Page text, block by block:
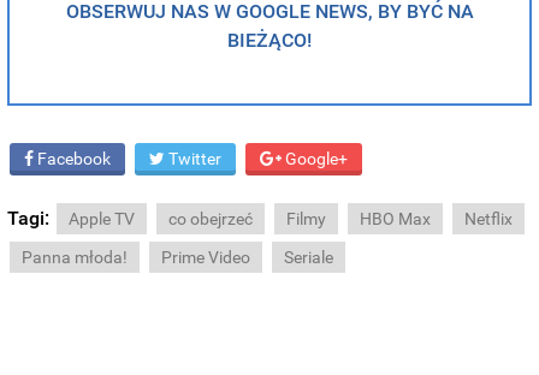
OBSERWUJ NAS W GOOGLE NEWS, BY BYĆ NA
BIEŻĄCO!
Facebook Twitter Google+
Tagi: Apple TV co obejrzeć Filmy HBO Max
Netflix
Panna młoda!
Prime Video Seriale